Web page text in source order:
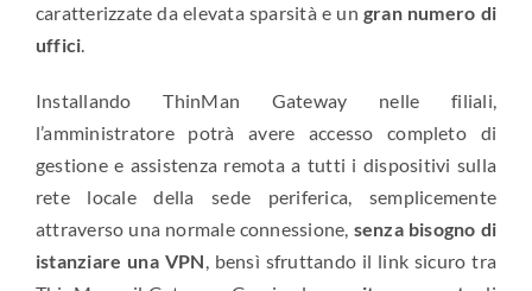
caratterizzate da elevata sparsità e un gran numero di
uffici.
Installando ThinMan Gateway nelle filiali,
l’amministratore potrà avere accesso completo di
gestione e assistenza remota a tutti i dispositivi sulla
rete locale della sede periferica, semplicemente
attraverso una normale connessione, senza bisogno di
istanziare una VPN, bensì sfruttando il link sicuro tra